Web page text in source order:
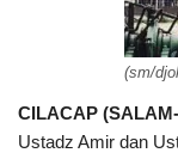
(sm/
CILACAP
Ustadz Amir dan